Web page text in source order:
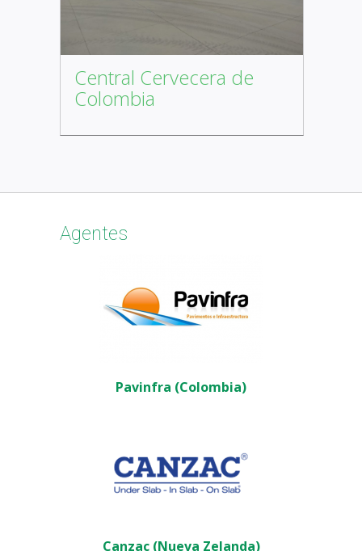
Central Cervecera de
Colombia
Agentes
Pavinfra (Colombia)
Canzac (Nueva Zelanda)